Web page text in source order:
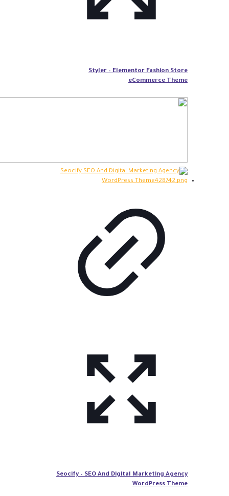
Styler – Elementor Fashion Store
eCommerce Theme
Seocify – SEO And Digital Marketing Agency
WordPress Theme